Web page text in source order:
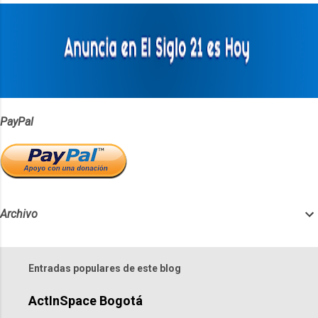
PayPal
Archivo
Entradas populares de este blog
ActInSpace Bogotá